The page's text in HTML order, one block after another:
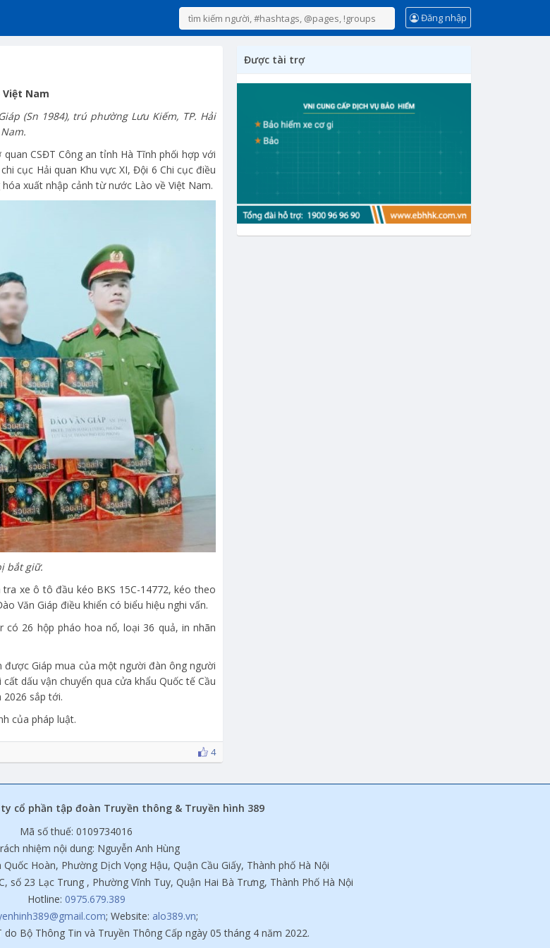
Đăng nhập
Nam
(Sn 1984), trú phường Lưu Kiếm, TP. Hải
CSĐT Công an tỉnh Hà Tĩnh phối hợp với
cục Hải quan Khu vực XI, Đội 6 Chi cục điều
xuất nhập cảnh từ nước Lào về Việt Nam.
bắt giữ.
xe ô tô đầu kéo BKS 15C-14772, kéo theo
Văn Giáp điều khiển có biểu hiệu nghi vấn.
26 hộp pháo hoa nổ, loại 36 quả, in nhãn
được Giáp mua của một người đàn ông người
dấu vận chuyển qua cửa khẩu Quốc tế Cầu
sắp tới.
của pháp luật.
4
Được tài trợ
cổ phần tập đoàn Truyền thông & Truyền hình 389
Mã số thuế: 0109734016
nhiệm nội dung: Nguyễn Anh Hùng
Hoàn, Phường Dịch Vọng Hậu, Quận Cầu Giấy, Thành phố Hà Nội
số 23 Lạc Trung , Phường Vĩnh Tuy, Quận Hai Bà Trưng, Thành Phố Hà Nội
Hotline: 0975.679.389
; Website: alo389.vn;
do Bộ Thông Tin và Truyền Thông Cấp ngày 05 tháng 4 năm 2022.